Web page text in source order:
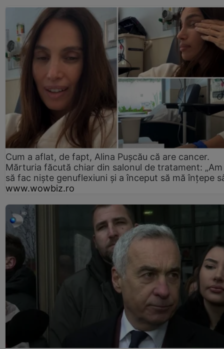
Cum a aflat, de fapt, Alina Pușcău că are cancer.
Mărturia făcută chiar din salonul de tratament:
să fac niște genuflexiuni și a început să mă înțepe
www.wowbiz.ro